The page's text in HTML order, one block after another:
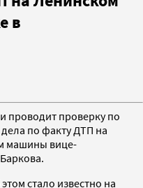
в
проводит проверку по
по факту ДТП на
машины вице-
стало известно на